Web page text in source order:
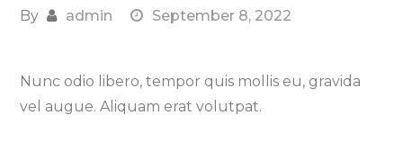
By admin September 8, 2022
Nunc odio libero, tempor quis mollis eu, gravida
vel augue. Aliquam erat volutpat.